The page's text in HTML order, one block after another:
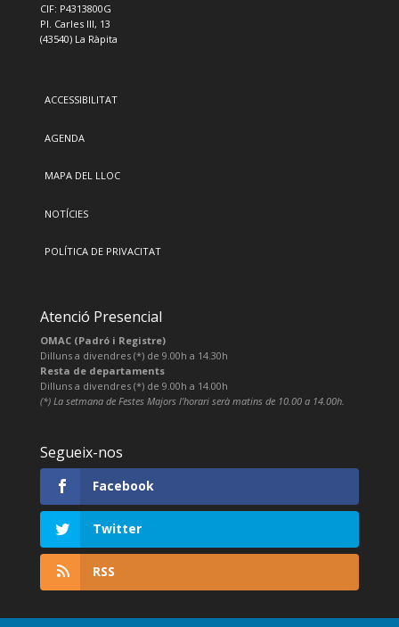
CIF: P4313800G
Pl. Carles III, 13
(43540) La Ràpita
ACCESSIBILITAT
AGENDA
MAPA DEL LLOC
NOTÍCIES
POLÍTICA DE PRIVACITAT
Atenció Presencial
OMAC (Padró i Registre)
Dilluns a divendres (*) de 9.00h a 14.30h
Resta de departaments
Dilluns a divendres (*) de 9.00h a 14.00h
(*) La setmana de Festes Majors l’horari serà matins de 10.00 a 14.00h.
Segueix-nos
Facebook
Twitter
RSS